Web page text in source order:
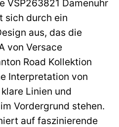
VSP263821 Damenuhr
sich durch ein
aus, das die
von Versace
Road Kollektion
Interpretation von
Linien und
Vordergrund stehen.
auf faszinierende